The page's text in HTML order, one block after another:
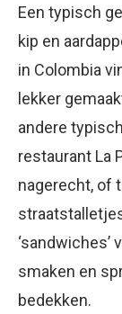
Een typisch
kip en
in Colombia
lekker
andere
restaurant La
nagerecht, of
‘sandwiches’
smaken en
bedekken.